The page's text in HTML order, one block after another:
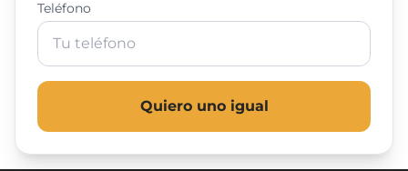
Teléfono
Quiero uno igual